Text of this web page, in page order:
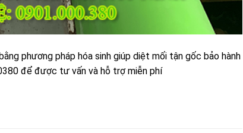
phương pháp hóa sinh giúp diệt mối tận gốc bảo hành
để được tư vấn và hỗ trợ miễn phí